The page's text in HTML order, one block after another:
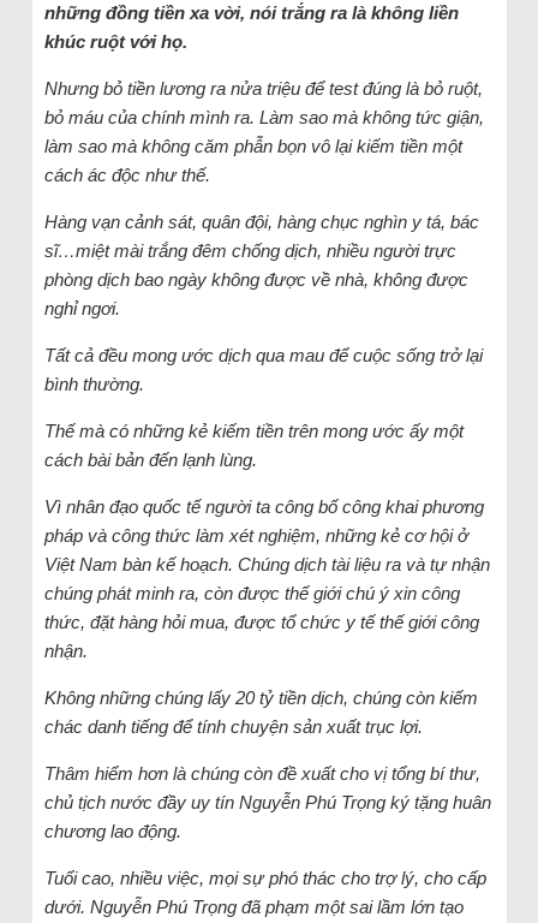
những đồng tiền xa vời, nói trắng ra là không liền
khúc ruột với họ.
Nhưng bỏ tiền lương ra nửa triệu để test đúng là bỏ ruột,
bỏ máu của chính mình ra. Làm sao mà không tức giận,
làm sao mà không căm phẫn bọn vô lại kiếm tiền một
cách ác độc như thế.
Hàng vạn cảnh sát, quân đội, hàng chục nghìn y tá, bác
sĩ…miệt mài trắng đêm chống dịch, nhiều người trực
phòng dịch bao ngày không được về nhà, không được
nghỉ ngơi.
Tất cả đều mong ước dịch qua mau để cuộc sống trở lại
bình thường.
Thế mà có những kẻ kiếm tiền trên mong ước ấy một
cách bài bản đến lạnh lùng.
Vì nhân đạo quốc tế người ta công bố công khai phương
pháp và công thức làm xét nghiệm, những kẻ cơ hội ở
Việt Nam bàn kế hoạch. Chúng dịch tài liệu ra và tự nhận
chúng phát minh ra, còn được thế giới chú ý xin công
thức, đặt hàng hỏi mua, được tổ chức y tế thế giới công
nhận.
Không những chúng lấy 20 tỷ tiền dịch, chúng còn kiếm
chác danh tiếng để tính chuyện sản xuất trục lợi.
Thâm hiểm hơn là chúng còn đề xuất cho vị tổng bí thư,
chủ tịch nước đầy uy tín Nguyễn Phú Trọng ký tặng huân
chương lao động.
Tuổi cao, nhiều việc, mọi sự phó thác cho trợ lý, cho cấp
dưới. Nguyễn Phú Trọng đã phạm một sai lầm lớn tạo